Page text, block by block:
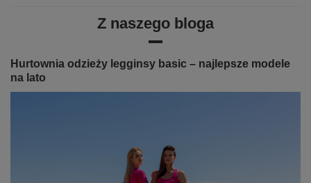
Z naszego bloga
Hurtownia odzieży legginsy basic – najlepsze modele
na lato